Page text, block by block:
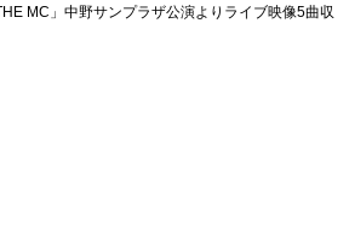
MC」中野サンプラザ公演よりライブ映像5曲収